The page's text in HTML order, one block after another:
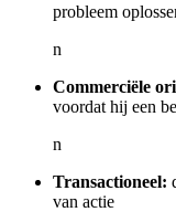
probleem
n
Commerciële
voordat hij een
n
Transactioneel:
van actie